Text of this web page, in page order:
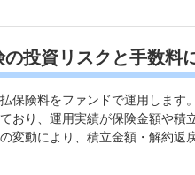
投資リスクと手数料
保険料をファンドで運用しま
おり、運用実績が保険金額や
変動により、積立金額・解約